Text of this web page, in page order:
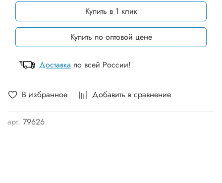
В избранное Добавить в сравнение
арт. 79626
Купить в 1 клик
Купить по оптовой цене
Доставка по всей России!